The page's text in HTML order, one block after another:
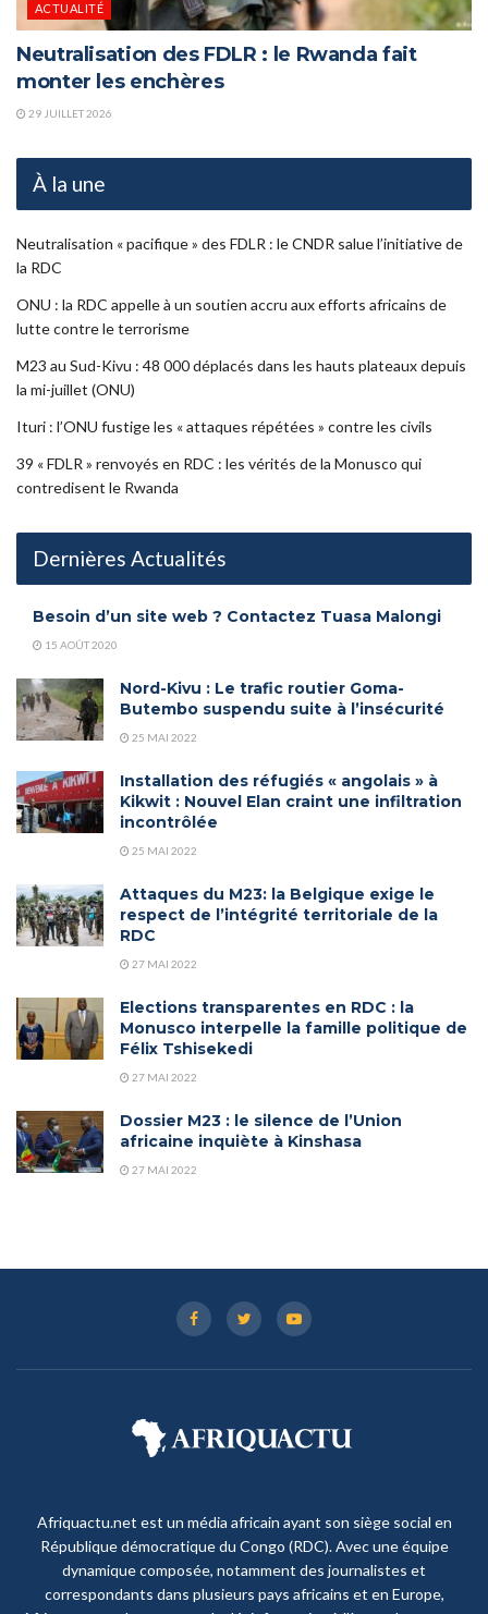
ACTUALITÉ
Neutralisation des FDLR : le Rwanda fait
monter les enchères
29 JUILLET 2026
À la une
Neutralisation « pacifique » des FDLR : le CNDR salue l’initiative de
la RDC
ONU : la RDC appelle à un soutien accru aux efforts africains de
lutte contre le terrorisme
M23 au Sud-Kivu : 48 000 déplacés dans les hauts plateaux depuis
la mi-juillet (ONU)
Ituri : l’ONU fustige les « attaques répétées » contre les civils
39 « FDLR » renvoyés en RDC : les vérités de la Monusco qui
contredisent le Rwanda
Dernières Actualités
Besoin d’un site web ? Contactez Tuasa Malongi
15 AOÛT 2020
Nord-Kivu : Le trafic routier Goma-
Butembo suspendu suite à l’insécurité
25 MAI 2022
Installation des réfugiés « angolais » à
Kikwit : Nouvel Elan craint une infiltration
incontrôlée
25 MAI 2022
Attaques du M23: la Belgique exige le
respect de l’intégrité territoriale de la
RDC
27 MAI 2022
Elections transparentes en RDC : la
Monusco interpelle la famille politique de
Félix Tshisekedi
27 MAI 2022
Dossier M23 : le silence de l’Union
africaine inquiète à Kinshasa
27 MAI 2022
Afriquactu.net est un média africain ayant son siège social en
République démocratique du Congo (RDC). Avec une équipe
dynamique composée, notamment des journalistes et
correspondants dans plusieurs pays africains et en Europe,